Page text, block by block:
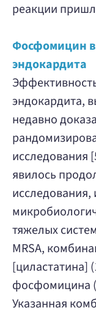
реакции
Фосфомицин в
эндокардита
эндокардита,
недавно
исследования
явилось
тяжелых
MRSA,
[циластатина]
фосфомицина
Указанная